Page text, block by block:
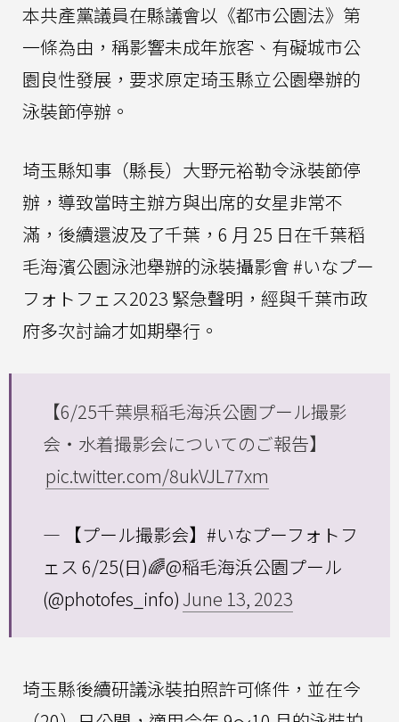
本共產黨議員在縣議會以《都市公園法》第
一條為由，稱影響未成年旅客、有礙城市公
園良性發展，要求原定琦玉縣立公園舉辦的
泳裝節停辦。
埼玉縣知事（縣長）大野元裕勒令泳裝節停
辦，導致當時主辦方與出席的女星非常不
滿，後續還波及了千葉，6 月 25 日在千葉稻
毛海濱公園泳池舉辦的泳裝攝影會 #いなプー
フォトフェス2023 緊急聲明，經與千葉市政
府多次討論才如期舉行。
【6/25千葉県稲毛海浜公園プール撮影
会・水着撮影会についてのご報告】
pic.twitter.com/8ukVJL77xm
— 【プール撮影会】#いなプーフォトフ
ェス 6/25(日)🌈@稲毛海浜公園プール
(@photofes_info) June 13, 2023
埼玉縣後續研議泳裝拍照許可條件，並在今